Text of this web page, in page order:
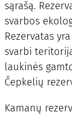
sąrašą.
svarbos
Rezervatas
svarbi
laukinės
Čepkelių
Kamanų